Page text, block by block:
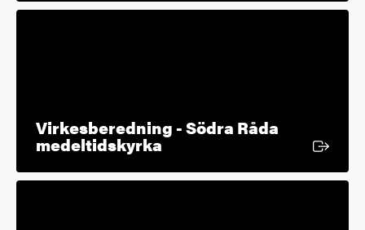
Virkesberedning - Södra Råda
medeltidskyrkaExtern länk